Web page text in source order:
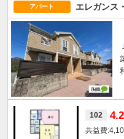
アパート エレガン
102